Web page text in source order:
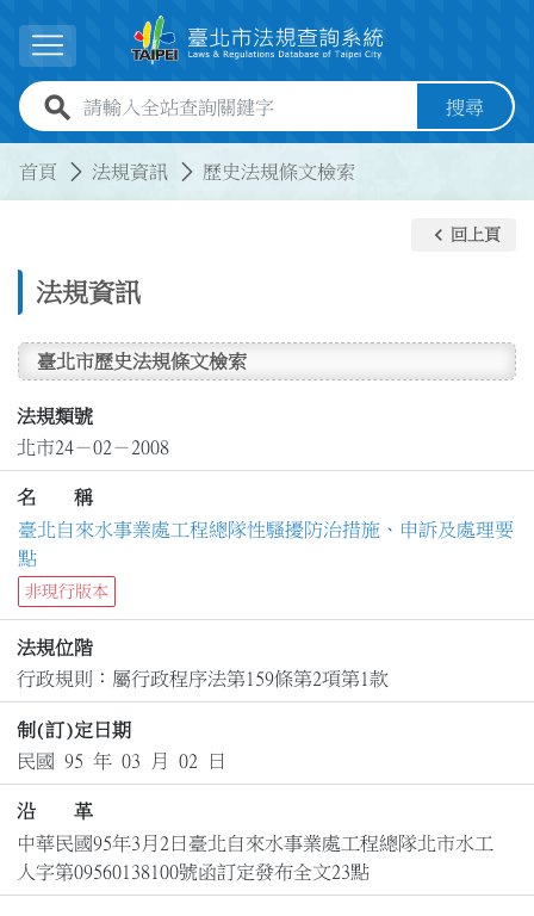
展開選單
全站查詢關鍵字欄位 搜尋
首頁 法規資訊 歷史法規條文檢索
法規資訊
keyboard_arrow_left 回上頁
臺北市歷史法規條文檢索
法規類號
北市24－02－2008
名 稱
臺北自來水事業處工程總隊性騷擾防治措施、申訴及處理要
點
非現行版本
法規位階
行政規則：屬行政程序法第159條第2項第1款
制(訂)定日期
民國 95 年 03 月 02 日
沿 革
中華民國95年3月2日臺北自來水事業處工程總隊北市水工
人字第09560138100號函訂定發布全文23點